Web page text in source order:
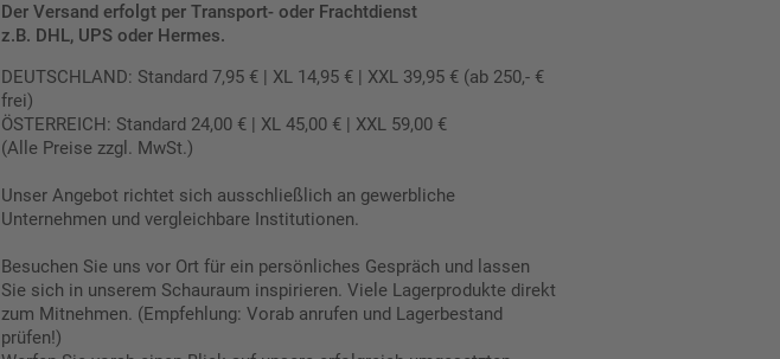
Der Versand erfolgt per Transport- oder Frachtdienst
z.B. DHL, UPS oder Hermes.
DEUTSCHLAND: Standard 7,95 € | XL 14,95 € | XXL 39,95 € (ab 250,- €
frei)
ÖSTERREICH: Standard 24,00 € | XL 45,00 € | XXL 59,00 €
(Alle Preise zzgl. MwSt.)
Unser Angebot richtet sich ausschließlich an gewerbliche
Unternehmen und vergleichbare Institutionen.
Besuchen Sie uns vor Ort für ein persönliches Gespräch und lassen
Sie sich in unserem Schauraum inspirieren. Viele Lagerprodukte direkt
zum Mitnehmen. (Empfehlung: Vorab anrufen und Lagerbestand
prüfen!)